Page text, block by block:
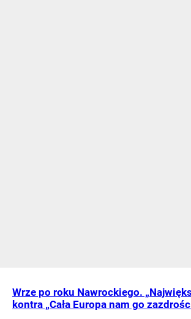
Wrze po roku Nawrockiego.
kontra „Cała Europa nam go